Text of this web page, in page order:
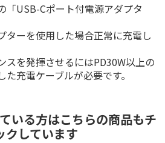
USB-Cポート付電源アダプタ
ーを使用した場合正常に充電し
を発揮させるにはPD30W以上の
充電ケーブルが必要です。
いる方はこちらの商品もチ
クしています